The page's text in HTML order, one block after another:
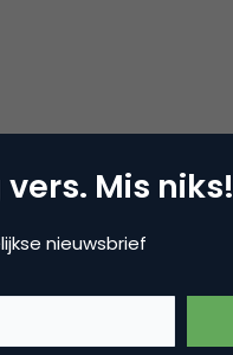
Mis niks!
nieuwsbrief